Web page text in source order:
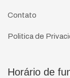
Contato
Politica de
Horário de